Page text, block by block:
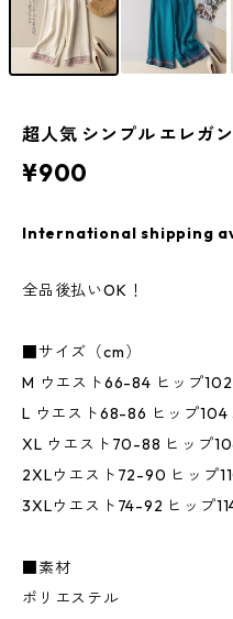
超人気 シンプル エレガ
¥900
International shipping
全品後払いOK！
■サイズ（cm）
M ウエスト66-84 ヒップ
L ウエスト68-86 ヒップ104
XL ウエスト70-88 ヒップ
2XLウエスト72-90 ヒップ
3XLウエスト74-92 ヒップ
■素材
ポリエステル